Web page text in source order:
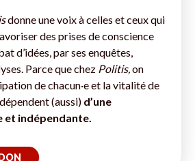
donne une voix à celles et ceux qui
des prises de conscience
d’idées, par ses enquêtes,
Parce que chez Politis, on
de chacun·e et la vitalité de
(aussi) d’une
indépendante.